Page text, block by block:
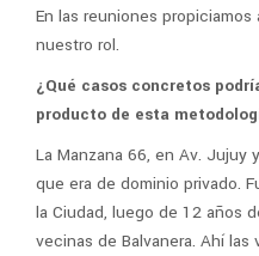
En las reuniones
nuestro rol.
¿Qué casos concretos
producto de esta
La Manzana 66, en Av. Jujuy
que era de dominio privado.
la Ciudad, luego de 12 años
vecinas de Balvanera. Ahí